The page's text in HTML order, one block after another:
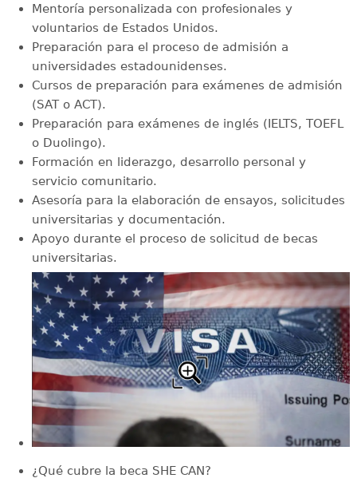
Mentoría personalizada con profesionales y
voluntarios de Estados Unidos.
Preparación para el proceso de admisión a
universidades estadounidenses.
Cursos de preparación para exámenes de admisión
(SAT o ACT).
Preparación para exámenes de inglés (IELTS, TOEFL
o Duolingo).
Formación en liderazgo, desarrollo personal y
servicio comunitario.
Asesoría para la elaboración de ensayos, solicitudes
universitarias y documentación.
Apoyo durante el proceso de solicitud de becas
universitarias.
¿Qué cubre la beca SHE CAN?